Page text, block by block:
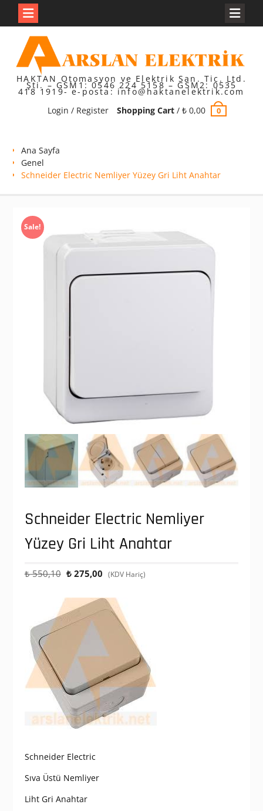
content
HAKTAN Otomasyon ve Elektrik San. Tic. Ltd.
Şti. – GSM1: 0546 224 5158 – GSM2: 0535
418 1919- e-posta: info@haktanelektrik.com
Login / Register
Shopping Cart/ ₺0,00 0
Ana Sayfa
Genel
Schneider Electric Nemliyer Yüzey Gri Liht Anahtar
Sale!
Schneider Electric Nemliyer
Yüzey Gri Liht Anahtar
₺550,10 Orijinal
₺ 550,10.
₺275,00 Şu
fiyat:
₺ 275,00.
(KDV Hariç)
Schneider Electric
Sıva Üstü Nemliyer
Liht Gri Anahtar